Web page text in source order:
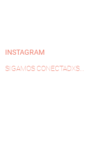
INSTAGRAM
SIGAMOS CONECTADXS...